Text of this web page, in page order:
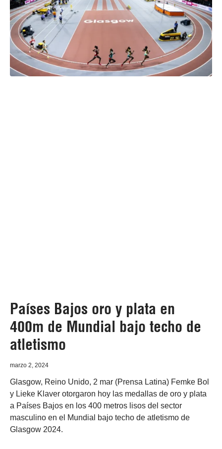
Países Bajos oro y plata en
400m de Mundial bajo techo de
atletismo
marzo 2, 2024
Glasgow, Reino Unido, 2 mar (Prensa Latina) Femke Bol
y Lieke Klaver otorgaron hoy las medallas de oro y plata
a Países Bajos en los 400 metros lisos del sector
masculino en el Mundial bajo techo de atletismo de
Glasgow 2024.